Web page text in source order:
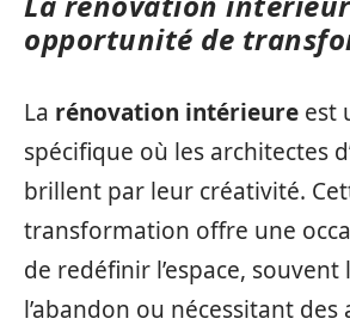
opportunité de
La rénovation intérieure est
spécifique où les architectes
brillent par leur créativité.
transformation offre une
de redéfinir l’espace, souvent
l’abandon ou nécessitant